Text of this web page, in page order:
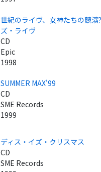
世紀のライヴ、女神たちの競演
ズ・ライヴ
CD
Epic
1998
SUMMER MAX'99
CD
SME Records
1999
ディス・イズ・クリスマス
CD
SME Records